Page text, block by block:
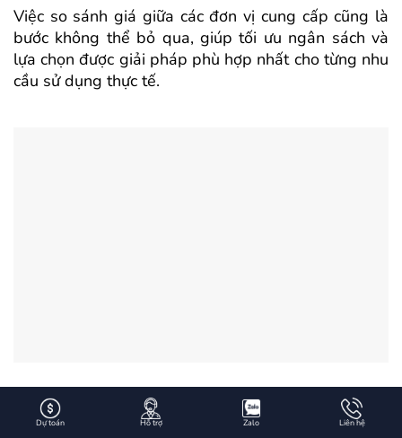
Dự toán Hỗ trợ Zalo Liên hệ
Việc so sánh giá giữa các đơn vị cung cấp cũng là
bước không thể bỏ qua, giúp tối ưu ngân sách và
lựa chọn được giải pháp phù hợp nhất cho từng nhu
cầu sử dụng thực tế.
Báo giá theo từng loại nội thất